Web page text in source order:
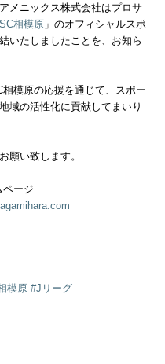
メニックス株式会社はプロサ
SC相模原 」のオフィシャルスポ
いたしましたことを、お知ら
模原の応援を通じて、スポー
域の活性化に貢献してまいり
願い致します。
ページ
模原 #Jリーグ